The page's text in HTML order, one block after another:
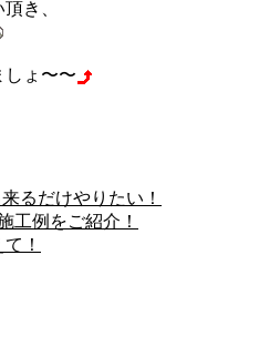
き、
しょ〜〜
るだけやりたい！
工例をご紹介！
！